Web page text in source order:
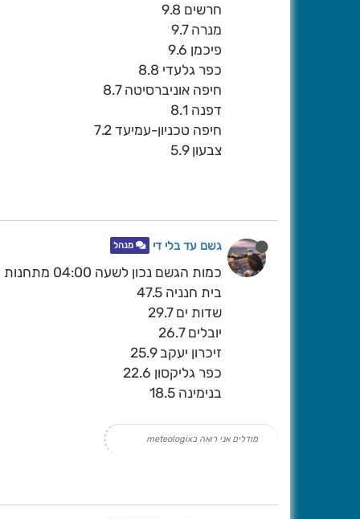
חרשים 9.8
מנרה 9.7
פיכמן 9.6
כפר גלעדי 8.8
חיפה אוניברסיטה 8.7
דפנה 8.1
חיפה טכניון-עמיעד 7.2
צבעון 5.9
גשם עד בלי די מנהל
כמות הגשם נכון לשעה 04:00 מתחנות פרטיות
בית חנניה 47.5
שדות ים 29.7
יובלים 26.7
זיכרון יעקב 25.9
כפר גליקסון 22.6
בנימינה 18.5
מודלים אני רואה בmeteologix